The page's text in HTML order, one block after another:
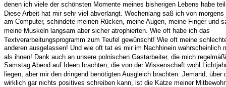
denen ich viele der schönsten Momente meines bisherigen Lebens habe
Diese Arbeit hat mir sehr viel abverlangt. Wochenlang saß ich von morgens
am Computer, schindete meinen Rücken, meine Augen, meine Finger und
meine Muskeln langsam aber sicher atrophierten. Wie oft habe ich das
Textverarbeitungsprogramm zum Teufel gewünscht! Wie oft meine
anderen ausgelassen! Und wie oft tat es mir im Nachhinein wahrscheinlich
als ihnen! Dank auch an unsere polnischen Gastarbeiter, die mich
Samstag Abend auf Ideen brachten, die von der Wissenschaft wohl
liegen, aber mir den dringend benötigten Ausgleich brachten. Jemand, über
wirklich gar nichts positives schreiben kann, ist die Katze meiner